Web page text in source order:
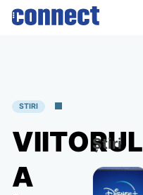
Skip
STIRI
VIITORUL
A
Știri